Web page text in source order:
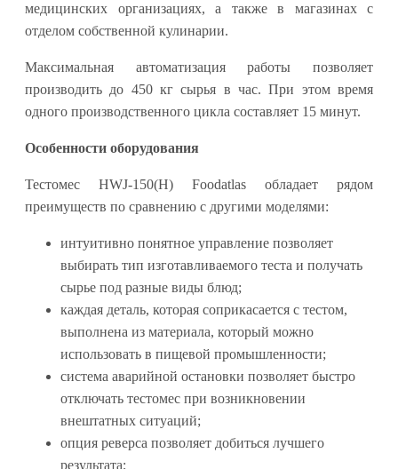
медицинских организациях, а также в магазинах с
отделом собственной кулинарии.
Максимальная автоматизация работы позволяет
производить до 450 кг сырья в час. При этом время
одного производственного цикла составляет 15 минут.
Особенности оборудования
Тестомес HWJ-150(H) Foodatlas обладает рядом
преимуществ по сравнению с другими моделями:
интуитивно понятное управление позволяет
выбирать тип изготавливаемого теста и получать
сырье под разные виды блюд;
каждая деталь, которая соприкасается с тестом,
выполнена из материала, который можно
использовать в пищевой промышленности;
система аварийной остановки позволяет быстро
отключать тестомес при возникновении
внештатных ситуаций;
опция реверса позволяет добиться лучшего
результата;